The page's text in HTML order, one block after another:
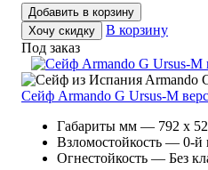
Добавить в корзину
Хочу скидку
В корзину
Под заказ
Armando
Сейф Armando G Ursus-M
Габариты мм — 792 x
Взломостойкость — 0-й
Огнестойкость — Без